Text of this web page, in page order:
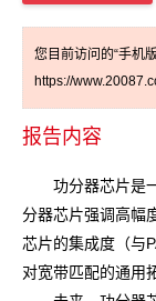
您目前访问的“手机
https://
报告内容
功分器芯片是一
分器芯片强调高幅
芯片的集成度（与
对宽带匹配的通用